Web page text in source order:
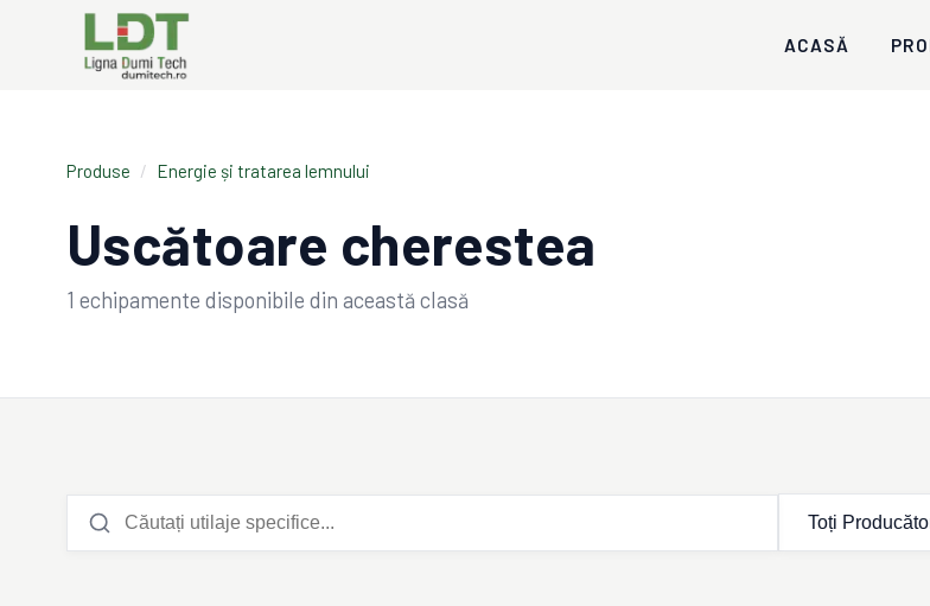
ACASĂ
Produse / Energie și tratarea lemnului
Uscătoare cherestea
1 echipamente disponibile din această clasă